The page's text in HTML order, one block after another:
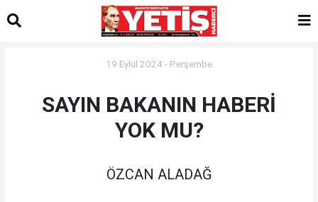
19 Eylül 2024 - Perşembe
SAYIN BAKANIN HABERİ
YOK MU?
ÖZCAN ALADAĞ